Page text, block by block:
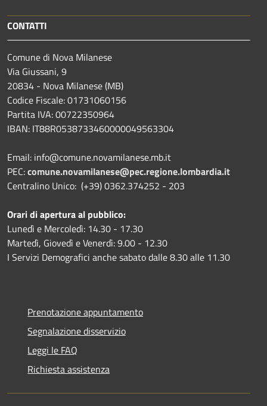
CONTATTI
Comune di Nova Milanese
Via Giussani, 9
20834 - Nova Milanese (MB)
Codice Fiscale: 01731060156
Partita IVA: 00722350964
IBAN: IT88R0538733460000049563304
Email: info@comune.novamilanese.mb.it
PEC:comune.novamilanese@pec.regione.lombardia.it
Centralino Unico: (+39) 0362.374252 - 203
Orari di apertura al pubblico:
Lunedì e Mercoledì: 14.30 - 17.30
Martedì, Giovedì e Venerdì: 9.00 - 12.30
I Servizi Demografici anche sabato dalle 8.30 alle 11.30
Prenotazione appuntamento
Segnalazione disservizio
Leggi le FAQ
Richiesta assistenza